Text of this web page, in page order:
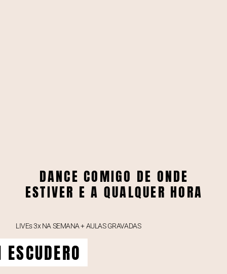
DANCE COMIGO DE ONDE
ESTIVER E A QUALQUER HORA
LIVEs 3x NA SEMANA + AULAS GRAVADAS